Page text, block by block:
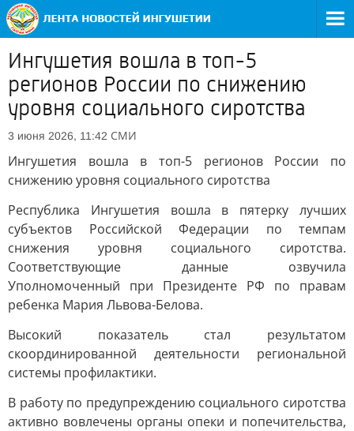
Ингушетия вошла в топ-5
регионов России по снижению
уровня социального сиротства
3 июня 2026, 11:42 СМИ
Ингушетия вошла в топ-5 регионов России по
снижению уровня социального сиротства
Республика Ингушетия вошла в пятерку лучших
субъектов Российской Федерации по темпам
снижения уровня социального сиротства.
Соответствующие данные озвучила
Уполномоченный при Президенте РФ по правам
ребенка Мария Львова-Белова.
Высокий показатель стал результатом
скоординированной деятельности региональной
системы профилактики.
В работу по предупреждению социального сиротства
активно вовлечены органы опеки и попечительства,